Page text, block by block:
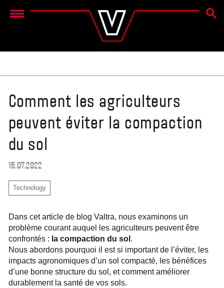
Menu
Comment les agriculteurs
peuvent éviter la compaction
du sol
15.07.2022
Technology
Dans cet article de blog Valtra, nous examinons un
problème courant auquel les agriculteurs peuvent être
confrontés : la compaction du sol .
Nous abordons pourquoi il est si important de l’éviter, les
impacts agronomiques d’un sol compacté, les bénéfices
d’une bonne structure du sol, et comment améliorer
durablement la santé de vos sols.